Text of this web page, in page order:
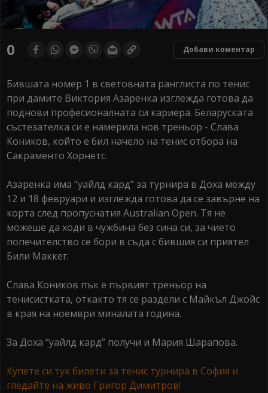
0 Добави коментар
Бившата номер 1 в световната ранглиста по тенис
при дамите Виктория Азаренка изглежда готова да
поднови професионалната си кариера. Беларуската
състезателка си е намерила нов треньор - Слава
Коников, който е бил начело на тенис отбора на
Сакраменто Хорнетс.
Азаренка има “уайлд кард” за турнира в Доха между
12 и 18 февруари и изглежда готова да се завърне на
корта след пропуснатия Australian Open. Тя не
можеше да ходи в чужбина без сина си, за чието
попечителство се бори в съда с бившия си приятел
Били Маккег.
Слава Коников пък е първият треньор на
тенисистката, откакто тя се раздели с Майкъл Джойс
в края на ноември миналата година.
За Доха “уайлд кард” получи и Мария Шарапова.
Купете си тук билети за тенис турнира в София и
гледайте на живо Григор Димитров!